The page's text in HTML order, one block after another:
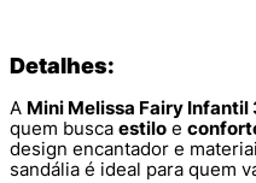
Detalhes:
A Mini Melissa Fairy Infantil
quem busca estilo e
design encantador e
sandália é ideal para quem